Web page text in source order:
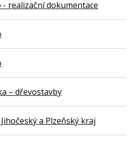
realizační dokumentace
– dřevostavby
a Plzeňský kraj